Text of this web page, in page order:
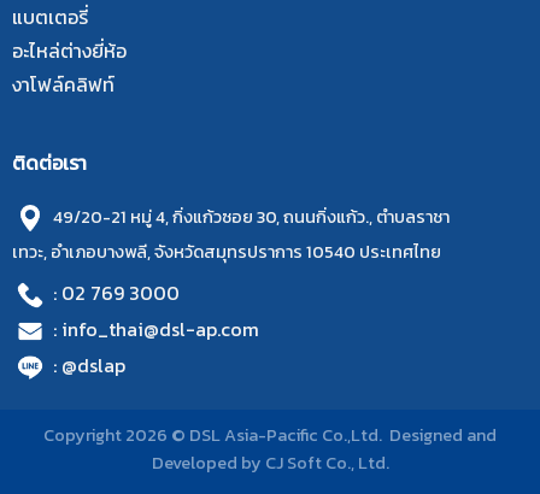
แบตเตอรี่
อะไหล่ต่างยี่ห้อ
งาโฟล์คลิฟท์
ติดต่อเรา
49/20-21 หมู่ 4, กิ่งแก้วซอย 30, ถนนกิ่งแก้ว., ตำบลราชา
เทวะ, อำเภอบางพลี, จังหวัดสมุทรปราการ 10540 ประเทศไทย
: 02 769 3000
: info_thai@dsl-ap.com
: @dslap
Copyright 2026 © DSL Asia-Pacific Co.,Ltd. Designed and
Developed by CJ Soft Co., Ltd.